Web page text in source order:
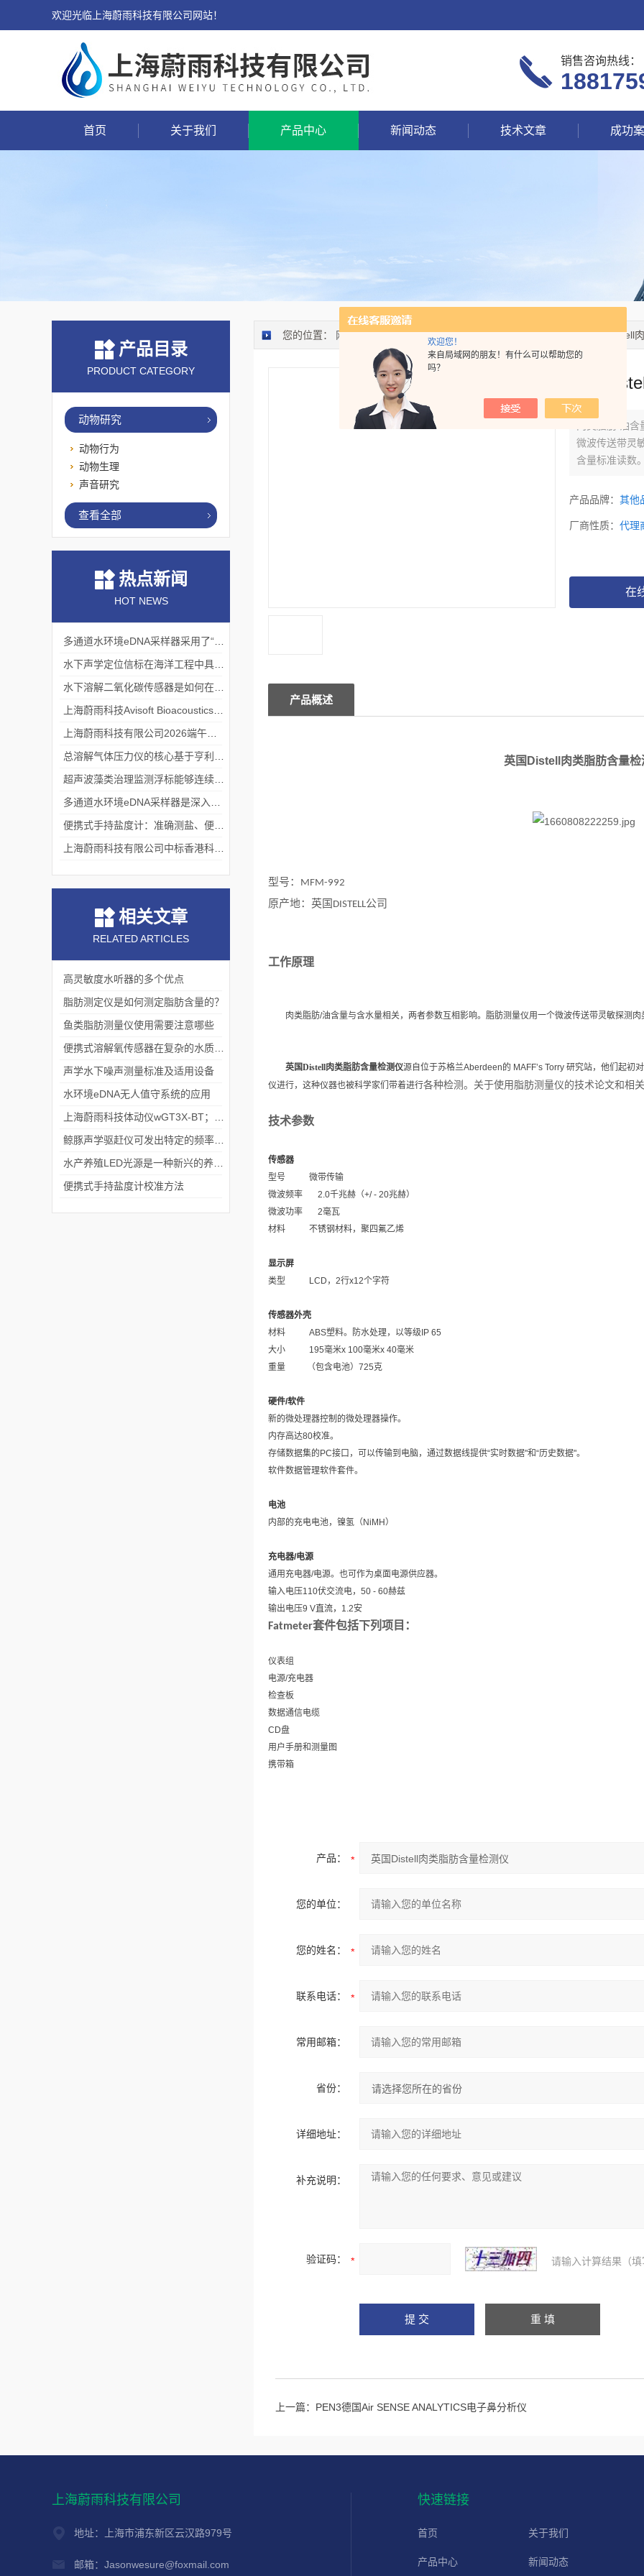
欢迎您！
来自局域网的朋友！有什么可以帮助您的
吗？
欢迎光临上海蔚雨科技有限公司网站！
销售咨询热线：
首页 关于我们 产品中心 新闻动态 技术文章 成功
您的位置： 网站首页>产品中心>动物研究>动物生理> MFM-992英国Distell
英国
肉类脂肪/油
微波传送带灵
含量标准读数
Torry 研究站
测。
产品品牌： 其他
厂商性质： 代理
在
产品概述
英国Distell肉类脂肪含量检
型号： MFM-992
原产地：英国 DISTELL公司
工作原理
肉类脂肪/油含量与含水量相关，两者参数互相影响。脂肪测量仪用一个微波传送带灵敏探测
英国Distell肉类脂肪含量检测仪源自位于苏格兰Aberdeen的 MAFF’s Torry 研究站，他们起初
仪进行，这种仪器也被科学家们带着进行各种检测。关于使用脂肪测量仪的技术论文和相
技术参数
传感器
型号
微带传输
微波频率 2.0千兆赫（+/ - 20兆赫）
微波功率 2毫瓦
材料
不锈钢材料，聚四氟乙烯
显示屏
类型 LCD ， 2行x12个字符
传感器外壳
材料 ABS塑料。防水处理，以等级 IP 65
大小 195毫米x 100毫米x 40毫米
重量
（包含电池） 725 克
硬件/软件
新的微处理器控制的微处理器操作。
内存高达80校准。
存储数据集的 PC接口，可以传输到电脑，通过数据线提供“实时数据"和“历史数据"。
软件数据管理软件套件。
电池
内部的充电电池，镍氢（ NiMH）
充电器/电源
通用充电器/电源。也可作为桌面电源供应器。
输入电压110伏交流电， 50 - 60赫兹
输出电压9 V直流， 1.2安
Fatmeter套件包括下列项目：
仪表组
电源/充电器
检查板
数据通信电缆
CD盘
用户手册和测量图
携带箱
产品：
您的单位：
您的姓名：
联系电话：
常用邮箱：
省份：
详细地址：
补充说明：
验证码： 请输入计算结果（
上一篇： PEN3德国Air SENSE ANALYTICS电子鼻分析仪
产品目录
PRODUCT CATEGORY
动物研究
动物行为
动物生理
声音研究
查看全部
热点新闻
HOT NEWS
相关文章
RELATED ARTICLES
高灵敏度水听器的多个优点
脂肪测定仪是如何测定脂肪含量的？
鱼类脂肪测量仪使用需要注意哪些
声学水下噪声测量标准及适用设备
​水环境eDNA无人值守系统的应用
便携式手持盐度计校准方法
上海蔚雨科技有限公司
地址：上海市浦东新区云汉路979号
邮箱：Jasonwesure@foxmail.com
快速链接
首页 关于我们
产品中心 新闻动态